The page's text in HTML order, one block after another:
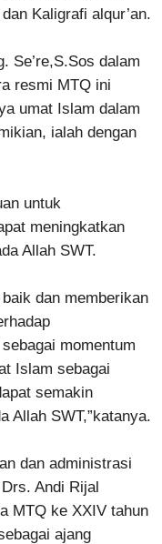
Kaligrafi alqur’an.
Se’re,S.Sos dalam
resmi MTQ ini
umat Islam dalam
ialah dengan
untuk
meningkatkan
Allah SWT.
dan memberikan
momentum
Islam sebagai
semakin
Allah SWT,”katanya.
dan administrasi
Andi Rijal
MTQ ke XXIV tahun
ajang